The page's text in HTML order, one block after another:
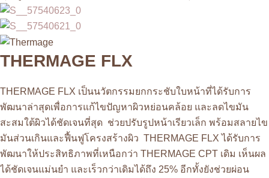
THERMAGE FLX
THERMAGE FLX เป็นนวัตกรรมยกกระชับใบหน้าที่ได้รับการ
พัฒนาล่าสุดเพื่อการแก้ไขปัญหาผิวหย่อนคล้อย และลดไขมัน
สะสมใต้ผิวได้ชัดเจนที่สุด ช่วยปรับรูปหน้าเรียวเล็ก พร้อมสลายไข
มันส่วนเกินและฟื้นฟูโครงสร้างผิว THERMAGE FLX ได้รับการ
พัฒนาให้ประสิทธิภาพที่เหนือกว่า THERMAGE CPT เดิม เห็นผล
ได้ชัดเจนแม่นยำ และเร็วกว่าเดิมได้ถึง 25% อีกทั้งยังช่วยผ่อน